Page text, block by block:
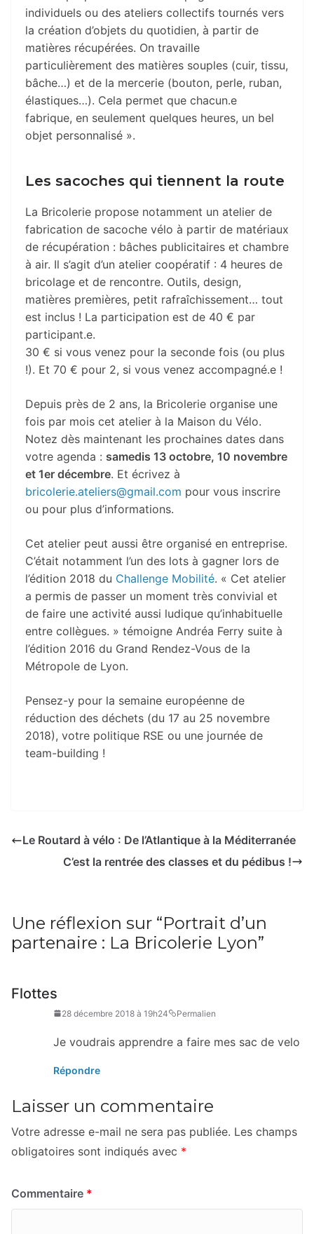
individuels ou des ateliers collectifs tournés vers
la création d’objets du quotidien, à partir de
matières récupérées. On travaille
particulièrement des matières souples (cuir, tissu,
bâche…) et de la mercerie (bouton, perle, ruban,
élastiques…). Cela permet que chacun.e
fabrique, en seulement quelques heures, un bel
objet personnalisé ».
Les sacoches qui tiennent la route
La Bricolerie propose notamment un atelier de
fabrication de sacoche vélo à partir de matériaux
de récupération : bâches publicitaires et chambre
à air. Il s’agit d’un atelier coopératif : 4 heures de
bricolage et de rencontre. Outils, design,
matières premières, petit rafraîchissement… tout
est inclus ! La participation est de 40 € par
participant.e.
30 € si vous venez pour la seconde fois (ou plus
!). Et 70 € pour 2, si vous venez accompagné.e !
Depuis près de 2 ans, la Bricolerie organise une
fois par mois cet atelier à la Maison du Vélo.
Notez dès maintenant les prochaines dates dans
votre agenda : samedis 13 octobre, 10 novembre
et 1er décembre. Et écrivez à
bricolerie.ateliers@gmail.com pour vous inscrire
ou pour plus d’informations.
Cet atelier peut aussi être organisé en entreprise.
C’était notamment l’un des lots à gagner lors de
l’édition 2018 du Challenge Mobilité. « Cet atelier
a permis de passer un moment très convivial et
de faire une activité aussi ludique qu’inhabituelle
entre collègues. » témoigne Andréa Ferry suite à
l’édition 2016 du Grand Rendez-Vous de la
Métropole de Lyon.
Pensez-y pour la semaine européenne de
réduction des déchets (du 17 au 25 novembre
2018), votre politique RSE ou une journée de
team-building !
Le Routard à vélo : De l’Atlantique à la Méditerranée
C’est la rentrée des classes et du pédibus !
Une réflexion sur “Portrait d’un
partenaire : La Bricolerie Lyon”
Flottes
28 décembre 2018 à 19h24 Permalien
Je voudrais apprendre a faire mes sac de velo
Répondre
Laisser un commentaire
Votre adresse e-mail ne sera pas publiée. Les champs
obligatoires sont indiqués avec *
Commentaire *